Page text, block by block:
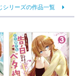
シリーズの作品一覧